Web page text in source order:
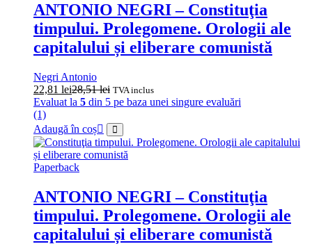
ANTONIO NEGRI – Constituţia
timpului. Prolegomene. Orologii ale
capitalului și eliberare comunistă
Negri Antonio
22,81 lei28,51lei TVA inclus
Evaluat la 5 din 5 pe baza unei singure evaluări
(1)
Adaugă în coș
Paperback
ANTONIO NEGRI – Constituţia
timpului. Prolegomene. Orologii ale
capitalului și eliberare comunistă